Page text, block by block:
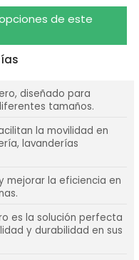
de este
diseñado para
tamaños.
la movilidad en
lavanderías
mejorar la eficiencia en
es la solución perfecta
y durabilidad en sus